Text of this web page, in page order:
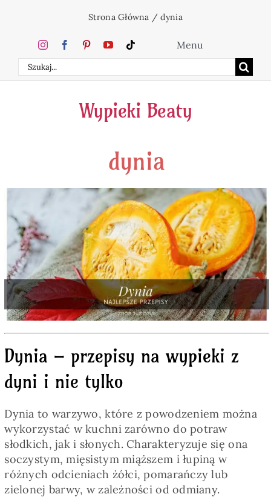
zawartości
Strona Główna /dynia
Szukaj
Menu
Home
Ciasta
Święta
Napoje
Pieczywo
Przetwory
Posiłki
Kuchnie świata
SKLEP
Wypieki Beaty
dynia
Dynia – przepisy na wypieki z
dyni i nie tylko
Dynia to warzywo, które z powodzeniem można
wykorzystać w kuchni zarówno do potraw
słodkich, jak i słonych. Charakteryzuje się ona
soczystym, mięsistym miąższem i łupiną w
różnych odcieniach żółci, pomarańczy lub
zielonej barwy, w zależności od odmiany.